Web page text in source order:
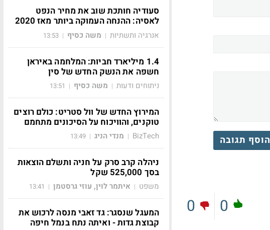
הוסף תגובה
0
0
סעודיה חותכת שוב את מחיר הנפט
לאסיה: ההנחה העמוקה ביותר מאז 2020
אנרגיה ותשתיות | משה כסיף |
13:53
1.4 מיליארד חביות: המלחמה באיראן
חשפה את הנשק החדש של סין
ניתוחים ודעות | משה כסיף |
13:51
המירוץ החדש של וול סטריט: כולם רוצים
טוקנים, והוויכוח על הסיכונים מתחמם
BizTech
| מנדי הניג |
13:49
ניהלה קרב סרק על חניה ותשלם הוצאות
בסך 525,000 שקל
משפט | איתמר לוין, עוזי גרסטמן |
13:41
המעגל שנסגר: גד זאבי מנסה לרכוש את
קבוצת גדות - ואיתה נתח בנמל חיפה